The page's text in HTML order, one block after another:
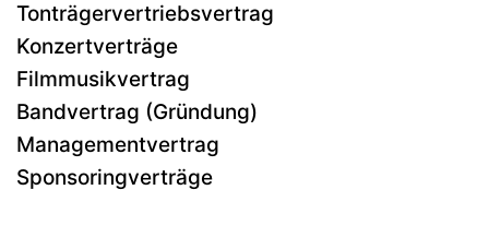
Tonträgervertriebsvertrag
Konzertverträge
Filmmusikvertrag
Bandvertrag (Gründung)
Managementvertrag
Sponsoringverträge